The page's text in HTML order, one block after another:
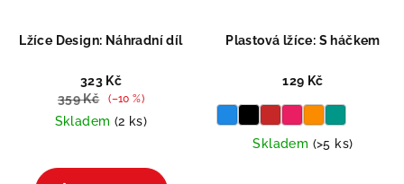
Lžíce Design: Náhradní díl
323 Kč
359 Kč
(–10 %)
Skladem (2 ks)
hodnocení
Plastová lžíce: S háčkem
129 Kč
Skladem (>5 ks)